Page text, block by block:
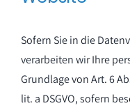
Sofern Sie in die
verarbeiten wir Ihre
Grundlage von Art. 6
lit. a DSGVO, sofern